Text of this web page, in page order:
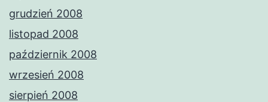
grudzień 2008
listopad 2008
październik 2008
wrzesień 2008
sierpień 2008